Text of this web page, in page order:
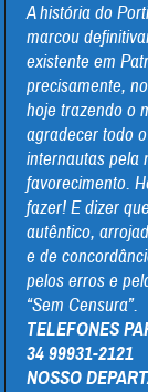
A história do
marcou
existente em
precisamente,
hoje trazendo o
agradecer todo
internautas pela
favorecimento.
fazer! E dizer
autêntico,
e de
pelos erros e
“Sem Censura”.
TELEFONES
34 99931-2121
NOSSO